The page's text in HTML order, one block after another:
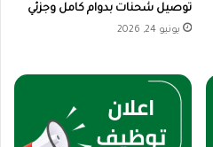
توصيل شحنات بدوام كامل وجزئي
يونيو 24, 2026